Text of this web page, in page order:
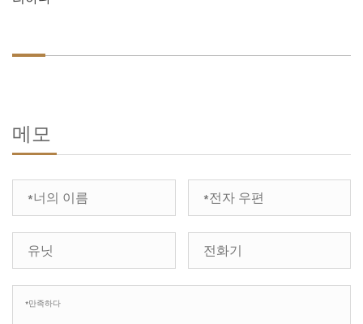
메모